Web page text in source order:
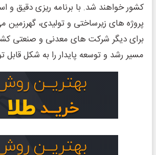
کشور خواهند شد. با برنامه ‌ریزی دقیق و
پروژه ‌های زیرساختی و تولیدی، گهرزمین
برای دیگر شرکت ‌های معدنی و صنعتی
مسیر رشد و توسعه پایدار را به شکل قابل